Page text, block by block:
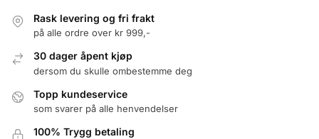
Rask levering og fri frakt
på alle ordre over kr 999,-
30 dager åpent kjøp
dersom du skulle ombestemme deg
Topp kundeservice
som svarer på alle henvendelser
100% Trygg betaling